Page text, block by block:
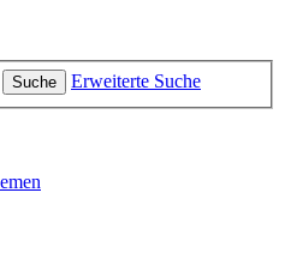
Suche Erweiterte Suche